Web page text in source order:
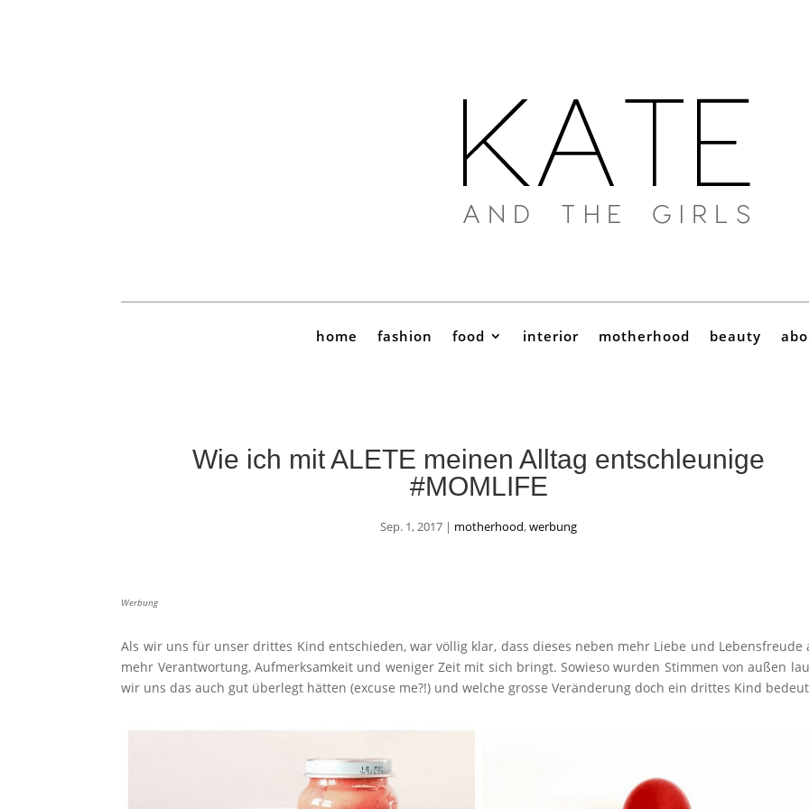
home fashion food interior motherhood beauty
Wie ich mit ALETE meinen Alltag entschleunige
#MOMLIFE
Sep. 1, 2017 | motherhood,werbung
Werbung
Als wir uns für unser drittes Kind entschieden, war völlig klar, dass dieses neben mehr Liebe und Lebensfreude
mehr Verantwortung, Aufmerksamkeit und weniger Zeit mit sich bringt. Sowieso wurden Stimmen von außen
wir uns das auch gut überlegt hätten (excuse me?!) und welche grosse Veränderung doch ein drittes Kind